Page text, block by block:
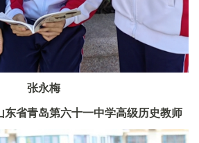
张永梅
东省青岛第六十一中学高级历史教师